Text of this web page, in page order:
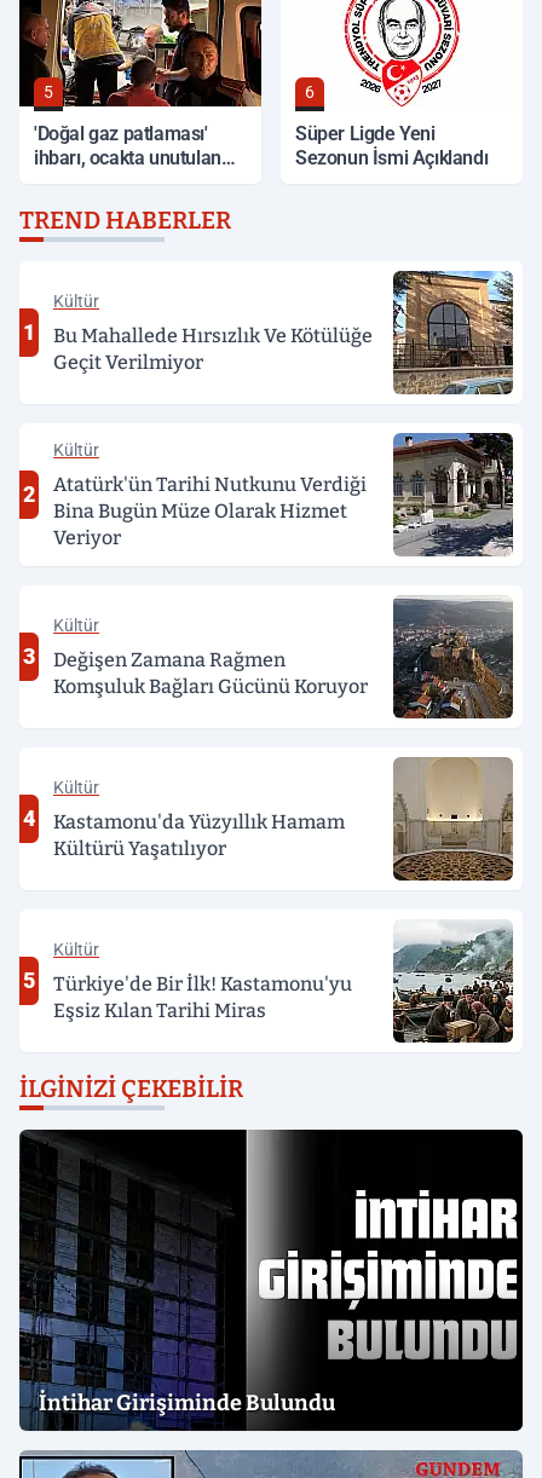
5
'Doğal gaz patlaması'
ihbarı, ocakta unutulan
6
Süper Ligde Yeni
Sezonun İsmi Açıklandı
TREND HABERLER
1
Kültür
Bu Mahallede Hırsızlık Ve Kötülüğe
Geçit Verilmiyor
2
Kültür
Atatürk'ün Tarihi Nutkunu Verdiği
Bina Bugün Müze Olarak Hizmet
Veriyor
3
Kültür
Değişen Zamana Rağmen
Komşuluk Bağları Gücünü Koruyor
4
Kültür
Kastamonu'da Yüzyıllık Hamam
Kültürü Yaşatılıyor
5
Kültür
Türkiye'de Bir İlk! Kastamonu'yu
Eşsiz Kılan Tarihi Miras
İLGINIZI ÇEKEBILIR
İntihar Girişiminde Bulundu